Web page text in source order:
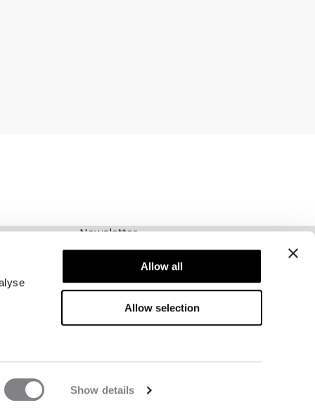
Show details
Allow all
Allow selection
Newsletter
Abonnieren Sie unseren Newsletter! Erhalten
Sie exklusive Angebote, unsere neuesten
Nachrichten und vieles mehr.